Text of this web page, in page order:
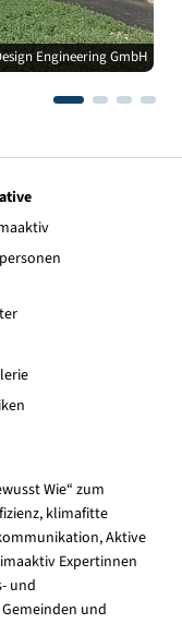
© Porr Design Engineering GmbH
Wie“ zum
klimafitte
Aktive
Expertinnen
und
und